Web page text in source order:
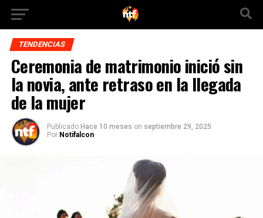
TENDENCIAS
Ceremonia de matrimonio inició sin
la novia, ante retraso en la llegada
de la mujer
Publicado Hace 10 meses on septiembre 29, 2025
Por Notifalcon